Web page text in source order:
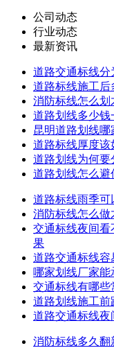
公司动态
行业动态
最新资讯
道路交通标线分
道路标线施工后
消防标线怎么划
道路划线多少钱
昆明道路划线哪
道路标线厚度该
道路划线为何要
道路划线怎么避
道路标线雨季可
消防标线怎么做
交通标线夜间看
果
道路交通标线容
哪家划线厂家
交通标线有哪些
道路划线施工前
道路交通标线夜
消防标线多久翻